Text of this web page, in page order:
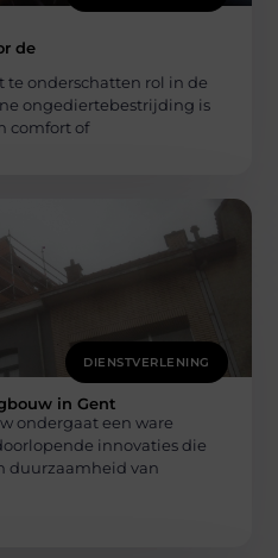
de
te onderschatten rol in de
ongediertebestrijding is
comfort of
DIENSTVERLENING
in Gent
ondergaat een ware
innovaties die
duurzaamheid van